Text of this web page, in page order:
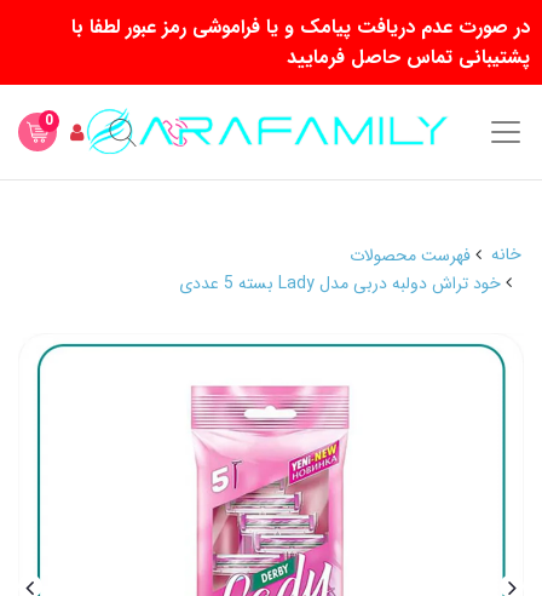
در صورت عدم دریافت پیامک و یا فراموشی رمز عبور لطفا با
پشتیبانی تماس حاصل فرمایید
0
خانه
فهرست محصولات
خود تراش دولبه دربی مدل Lady بسته 5 عددی